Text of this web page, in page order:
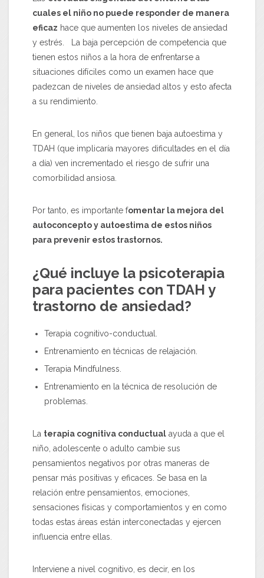
cuales el niño no puede responder de manera
eficaz hace que aumenten los niveles de ansiedad
y estrés. La baja percepción de competencia que
tienen estos niños a la hora de enfrentarse a
situaciones difíciles como un examen hace que
padezcan de niveles de ansiedad altos y esto afecta
a su rendimiento.
En general, los niños que tienen baja autoestima y
TDAH (que implicaría mayores dificultades en el día
a día) ven incrementado el riesgo de sufrir una
comorbilidad ansiosa.
Por tanto, es importante fomentar la mejora del
autoconcepto y autoestima de estos niños
para prevenir estos trastornos.
¿Qué incluye la psicoterapia
para pacientes con TDAH y
trastorno de ansiedad?
Terapia cognitivo-conductual.
Entrenamiento en técnicas de relajación.
Terapia Mindfulness.
Entrenamiento en la técnica de resolución de
problemas.
La terapia cognitiva conductual ayuda a que el
niño, adolescente o adulto cambie sus
pensamientos negativos por otras maneras de
pensar más positivas y eficaces. Se basa en la
relación entre pensamientos, emociones,
sensaciones físicas y comportamientos y en como
todas estas áreas están interconectadas y ejercen
influencia entre ellas.
Interviene a nivel cognitivo, es decir, en los